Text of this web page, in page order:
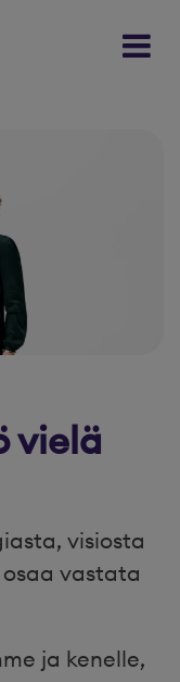
vielä
visiosta
vastata
ja kenelle,